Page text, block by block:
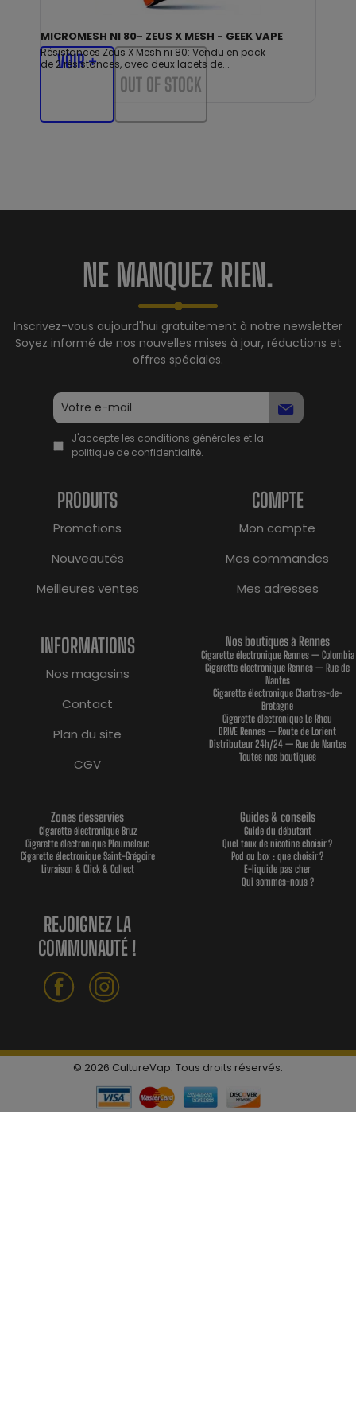
MICROMESH NI 80- ZEUS X MESH - GEEK VAPE
Résistances Zeus X Mesh ni 80: Vendu en pack
de 2 résistances, avec deux lacets de...
VOIR +
OUT OF STOCK
NE MANQUEZ RIEN.
Inscrivez-vous aujourd'hui gratuitement à notre newsletter
Soyez informé de nos nouvelles mises à jour, réductions et
offres spéciales.
J'accepte les conditions générales et la
politique de confidentialité.
PRODUITS
Promotions
Nouveautés
Meilleures ventes
COMPTE
Mon compte
Mes commandes
Mes adresses
INFORMATIONS
Nos magasins
Contact
Plan du site
CGV
Nos boutiques à Rennes
Cigarette électronique Rennes — Colombia
Cigarette électronique Rennes — Rue de
Nantes
Cigarette électronique Chartres-de-
Bretagne
Cigarette électronique Le Rheu
DRIVE Rennes — Route de Lorient
Distributeur 24h/24 — Rue de Nantes
Toutes nos boutiques
Zones desservies
Cigarette électronique Bruz
Cigarette électronique Pleumeleuc
Cigarette électronique Saint-Grégoire
Livraison & Click & Collect
Guides & conseils
Guide du débutant
Quel taux de nicotine choisir ?
Pod ou box : que choisir ?
E-liquide pas cher
Qui sommes-nous ?
REJOIGNEZ LA
COMMUNAUTÉ !
© 2026 CultureVap. Tous droits réservés.